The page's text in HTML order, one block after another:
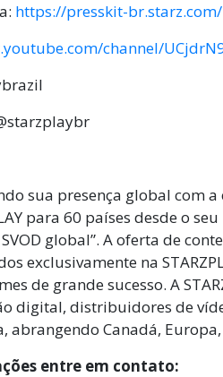
https://presskit-br.starz.com/
channel/
sua presença global com
para 60 países desde o
global”. A oferta de
exclusivamente na
de grande sucesso. A
digital, distribuidores de
abrangendo Canadá,
entre em contato: